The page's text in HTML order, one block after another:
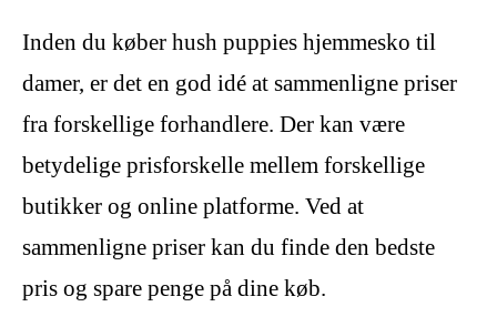
Inden du køber hush puppies hjemmesko til
damer, er det en god idé at sammenligne priser
fra forskellige forhandlere. Der kan være
betydelige prisforskelle mellem forskellige
butikker og online platforme. Ved at
sammenligne priser kan du finde den bedste
pris og spare penge på dine køb.